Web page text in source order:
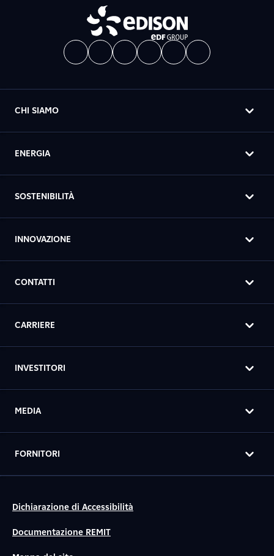
CHI SIAMO
ENERGIA
SOSTENIBILITÀ
INNOVAZIONE
CONTATTI
CARRIERE
INVESTITORI
MEDIA
FORNITORI
Dichiarazione di Accessibilità
Documentazione REMIT